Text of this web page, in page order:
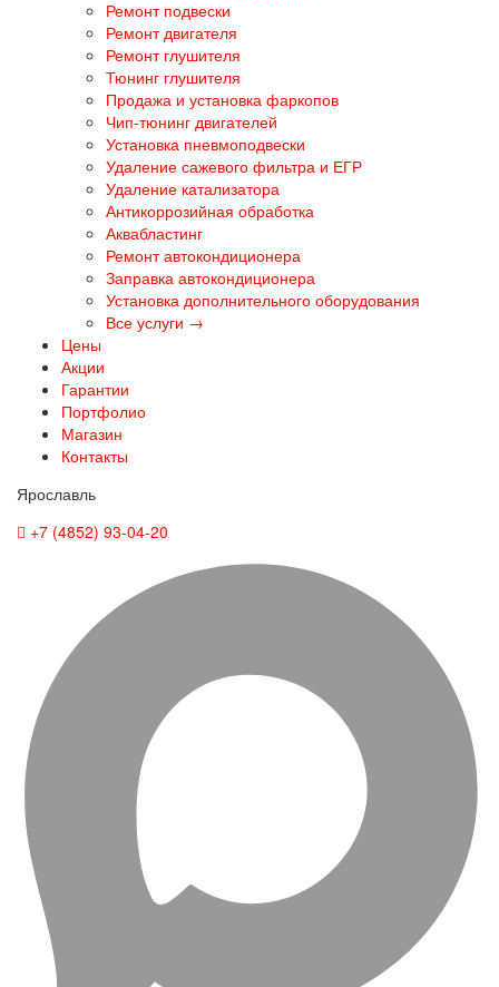
Ремонт подвески
Ремонт двигателя
Ремонт глушителя
Тюнинг глушителя
Продажа и установка фаркопов
Чип-тюнинг двигателей
Установка пневмоподвески
Удаление сажевого фильтра и ЕГР
Удаление катализатора
Антикоррозийная обработка
Аквабластинг
Ремонт автокондиционера
Заправка автокондиционера
Установка дополнительного оборудования
Все услуги →
Цены
Акции
Гарантии
Портфолио
Магазин
Контакты
Ярославль
+7 (4852) 93-04-20